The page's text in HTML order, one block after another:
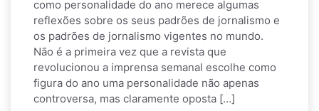
como personalidade do ano merece algumas
reflexões sobre os seus padrões de jornalismo e
os padrões de jornalismo vigentes no mundo.
Não é a primeira vez que a revista que
revolucionou a imprensa semanal escolhe como
figura do ano uma personalidade não apenas
controversa, mas claramente oposta […]